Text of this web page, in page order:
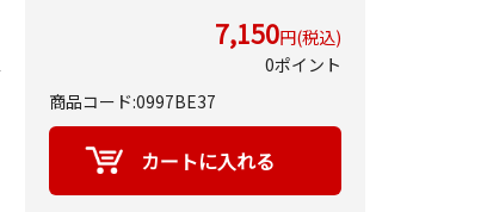
7,150円(税込)
0ポイント
商品コード:0997BE37